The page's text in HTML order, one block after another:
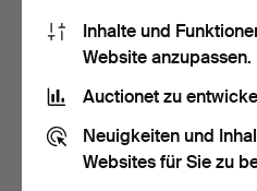
HÄNGESCHRANK,
SÜDÖSTLICHES SKÅNE,
WAHRSCHE…
Beendet 15. Okt 2023
8 Gebote
Inhalte und
Website anzupassen.
Auctionet zu
Neuigkeiten und
Websites für Sie zu